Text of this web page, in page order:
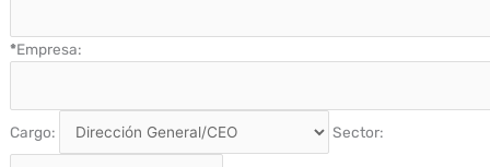
*Empresa:
Cargo: Sector: